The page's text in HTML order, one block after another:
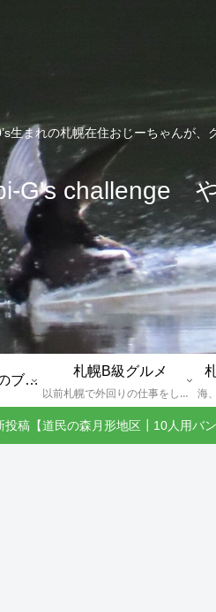
生まれの札幌在住おじーちゃんが
G's challenge
えびGとは？札幌のブログ運営者プロフィール
札幌B級グルメ
以前札幌で外回りの仕事をしていた還暦過ぎブロガー「えびG」がランチ（サラリーマンランチ、サラメシ）を中心に、おそば、ラーメン、中華、日替わりランチを「札幌Bグルメ」と題してレポートしているブログカテゴリーのページです。現在は定年後の再雇用で札幌中とはいかなまでも会社の近くのすすきの界隈や家のある札幌市南区を中心に徘徊しております。
稿【道民の森月形地区┃10人用バ